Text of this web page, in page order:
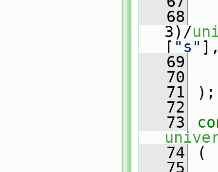
   68
3)/
[ "s"
   69
   70
   71
);
   72
   73
   74
(
   75